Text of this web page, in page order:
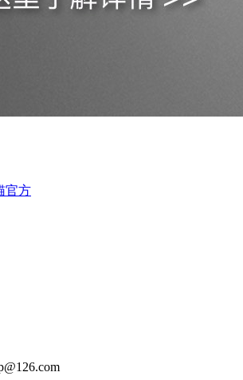
官方